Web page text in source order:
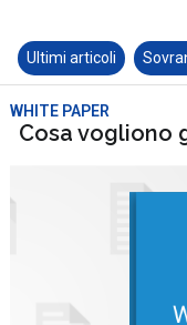
Ultimi articoli
WHITE PAPER
Cosa vogliono